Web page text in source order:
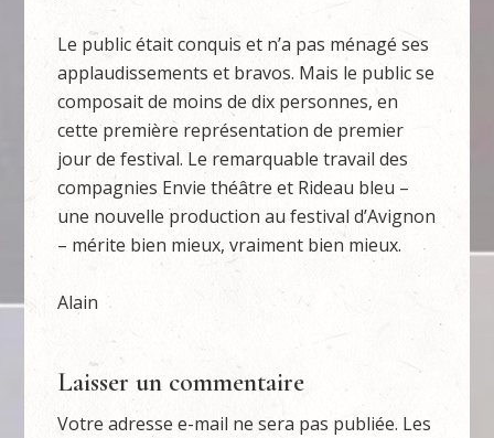
Le public était conquis et n’a pas ménagé ses
applaudissements et bravos. Mais le public se
composait de moins de dix personnes, en
cette première représentation de premier
jour de festival. Le remarquable travail des
compagnies Envie théâtre et Rideau bleu –
une nouvelle production au festival d’Avignon
– mérite bien mieux, vraiment bien mieux.
Alain
Laisser un commentaire
Votre adresse e-mail ne sera pas publiée. Les